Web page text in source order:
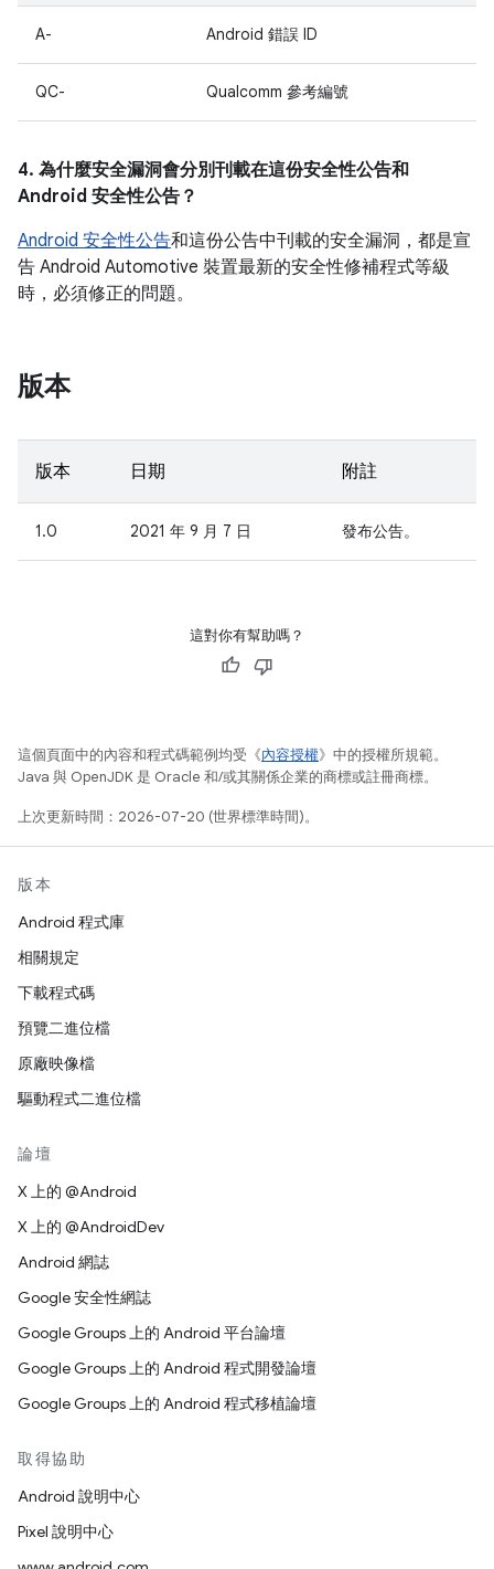
A- Android 錯誤 ID
QC- Qualcomm 參考編號
4. 為什麼安全漏洞會分別刊載在這份安全性公告和
Android 安全性公告？
Android 安全性公告和這份公告中刊載的安全漏洞，都是宣
告 Android Automotive 裝置最新的安全性修補程式等級
時，必須修正的問題。
版本
版本 日期 附註
1.0 2021 年 9 月 7 日 發布公告。
這對你有幫助嗎？
這個頁面中的內容和程式碼範例均受《內容授權》中的授權所規範。
Java 與 OpenJDK 是 Oracle 和/或其關係企業的商標或註冊商標。
上次更新時間：2026-07-20 (世界標準時間)。
版本
Android 程式庫
相關規定
下載程式碼
預覽二進位檔
原廠映像檔
驅動程式二進位檔
論壇
X 上的 @Android
X 上的 @AndroidDev
Android 網誌
Google 安全性網誌
Google Groups 上的 Android 平台論壇
Google Groups 上的 Android 程式開發論壇
Google Groups 上的 Android 程式移植論壇
取得協助
Android 說明中心
Pixel 說明中心